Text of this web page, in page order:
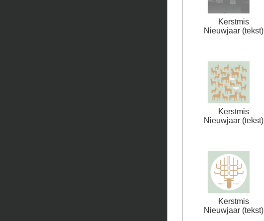
Kerstmis
Nieuwjaar (tekst)
Kerstmis
Nieuwjaar (tekst)
Kerstmis
Nieuwjaar (tekst)